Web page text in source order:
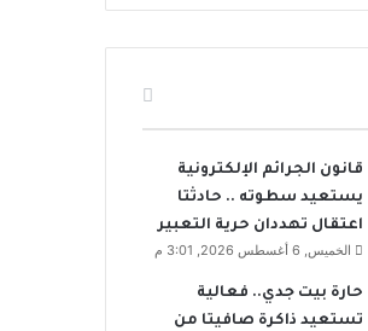
قانون الجرائم الإلكترونية
يستعيد سطوته .. حادثتا
اعتقال تهددان حرية التعبير
الخميس, 6 أغسطس 2026, 3:01 م
حارة بيت جدي.. فعالية
تستعيد ذاكرة صافيتا من